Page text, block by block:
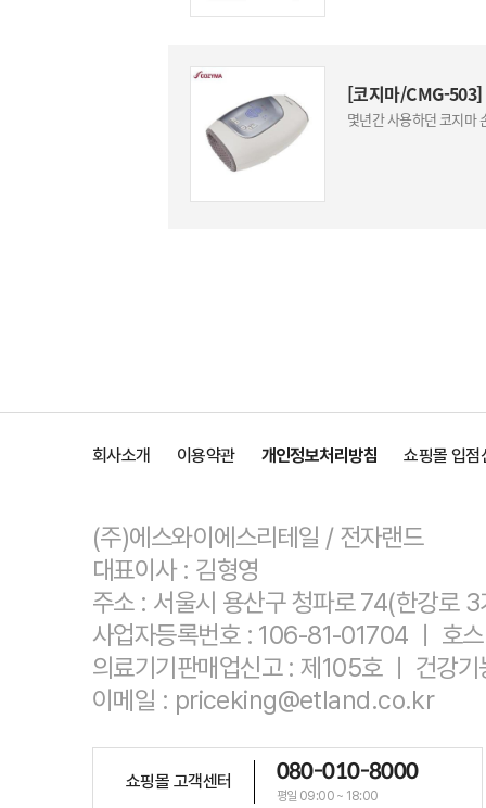
[코지마/CMG-
회사소개 이용약관 개인정보처리방침 쇼핑몰 입점
(주)에스와이에스리테일 / 전자랜드
대표이사 : 김형영
주소 : 서울시 용산구 청파로 74(한강로
사업자등록번호 : 106-81-01704 ㅣ 호
의료기기판매업신고 : 제105호 ㅣ 건강
이메일 : priceking@etland.co.kr
쇼핑몰 고객센터 080-010-8000
평일 09:00 ~ 18:00